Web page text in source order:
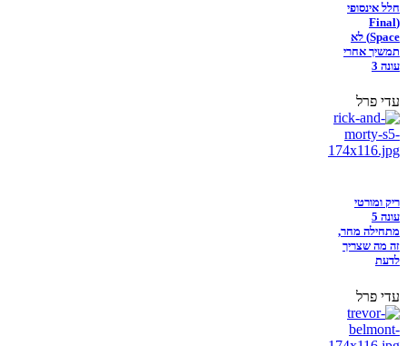
חלל אינסופי
(Final
Space) לא
תמשיך אחרי
עונה 3
עדי פרל
ריק ומורטי
עונה 5
מתחילה מחר,
זה מה שצריך
לדעת
עדי פרל